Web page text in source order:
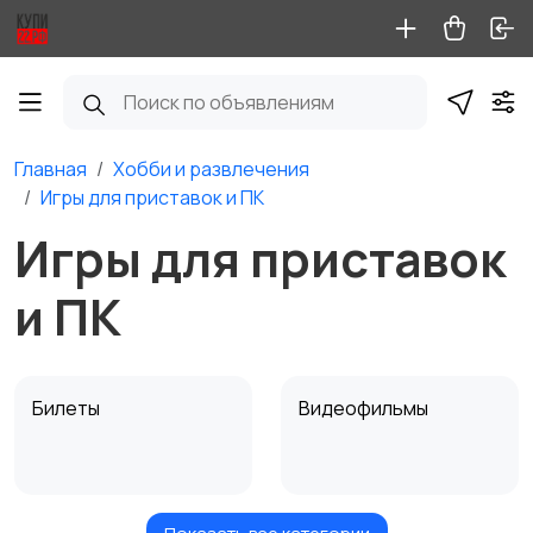
Главная
Хобби и развлечения
Игры для приставок и ПК
Игры для приставок
и ПК
Билеты Видеофильмы